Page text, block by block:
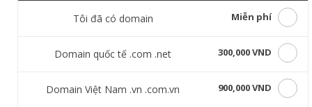
Tôi đã có domain Miễn phí
Domain quốc tế .com .net 300,000 VND
Domain Việt Nam .vn .com.vn 900,000 VND